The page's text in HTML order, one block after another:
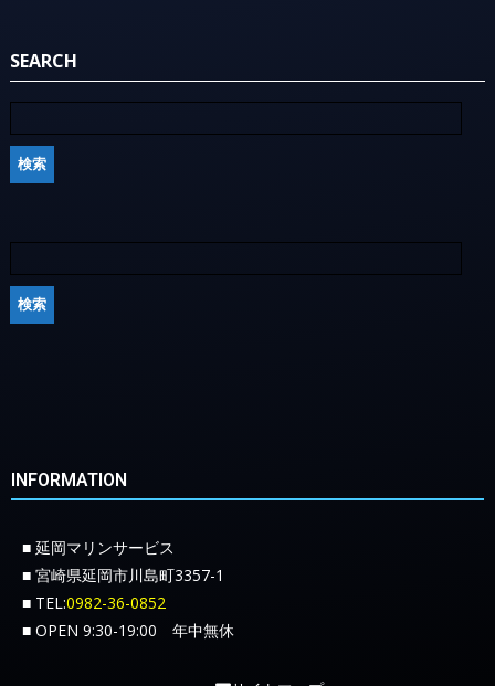
SEARCH
INFORMATION
■ 延岡マリンサービス
■ 宮崎県延岡市川島町3357-1
■ TEL:0982-36-0852
■ OPEN 9:30-19:00 年中無休